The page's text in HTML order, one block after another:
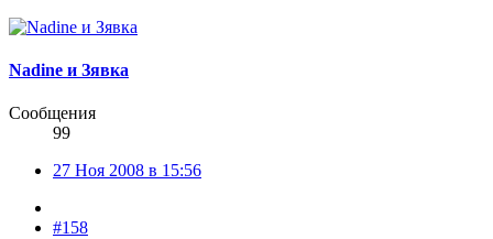
Nadine и Зявка
Сообщения
99
27 Ноя 2008 в 15:56
#158